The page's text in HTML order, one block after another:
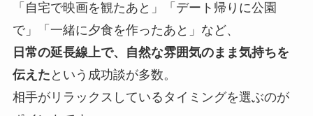
「自宅で映画を観たあと」「デート帰りに公園
で」「一緒に夕食を作ったあと」など、
日常の延長線上で、自然な雰囲気のまま気持ちを
伝えた という成功談が多数。
相手がリラックスしているタイミングを選ぶのが